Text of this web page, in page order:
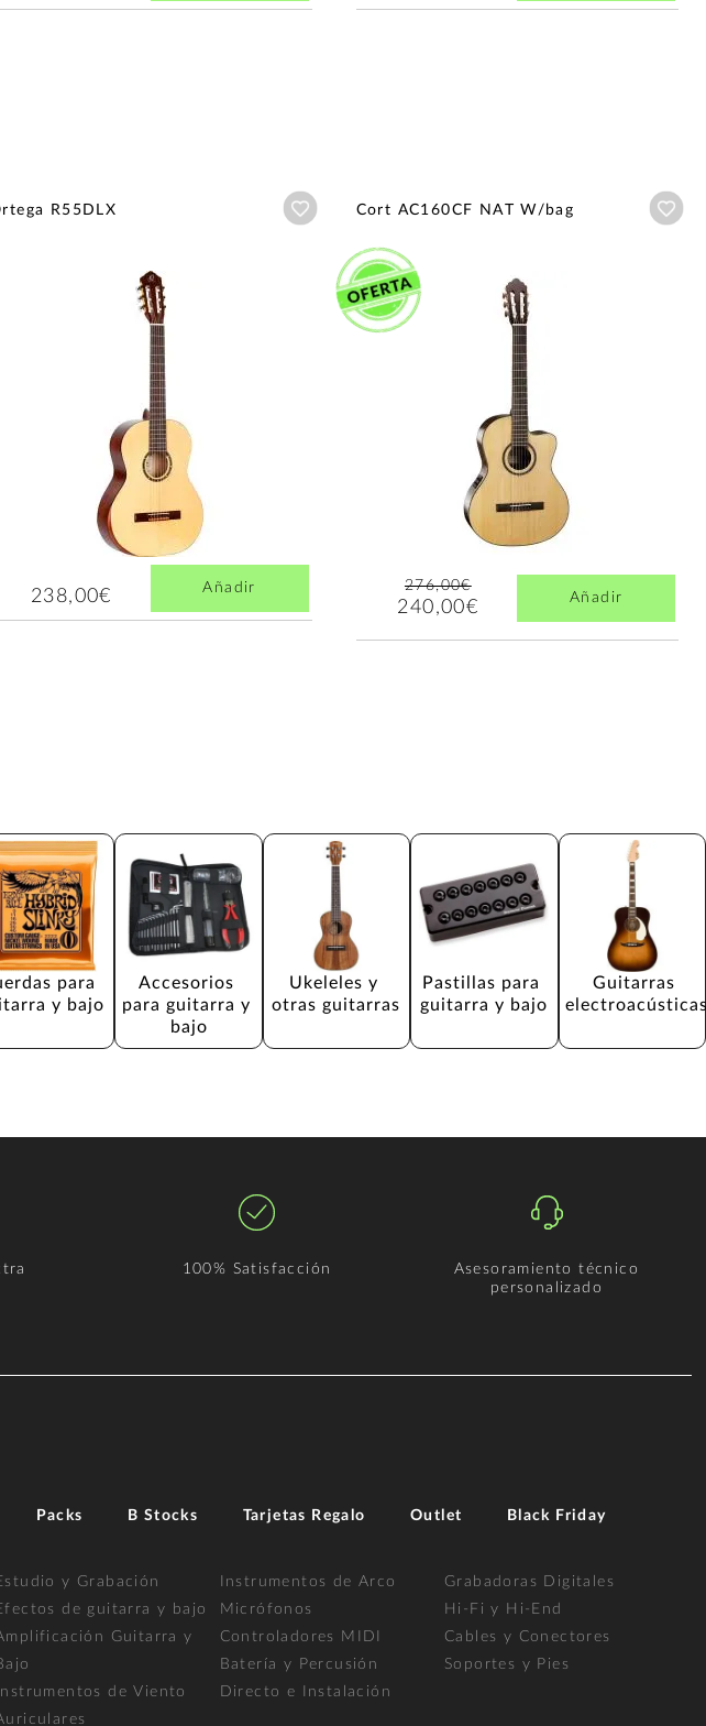
wishlistR55DLX Añadir a wishlist
238,00€ Añadir
Cort AC160CF NAT W/bag
276,00€
240,00€ Añadir
para
y bajo
Accesorios
para guitarra y
bajo
Ukeleles y
otras guitarras
Pastillas para
guitarra y bajo
Guitarras
100% Satisfacción
Asesoramiento técnico
personalizado
Packs B Stocks Tarjetas Regalo Outlet Black Friday
y Grabación
de guitarra y bajo
Guitarra y
Instrumentos de Viento
Instrumentos de Arco
Micrófonos
Controladores MIDI
Batería y Percusión
Directo e Instalación
Grabadoras Digitales
Hi-Fi y Hi-End
Cables y Conectores
Soportes y Pies